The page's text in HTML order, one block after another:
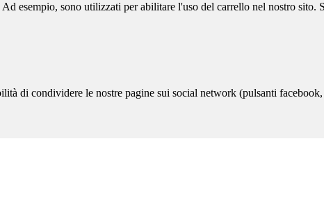
esempio, sono utilizzati per abilitare l'uso del carrello nel nostro sito.
di condividere le nostre pagine sui social network (pulsanti